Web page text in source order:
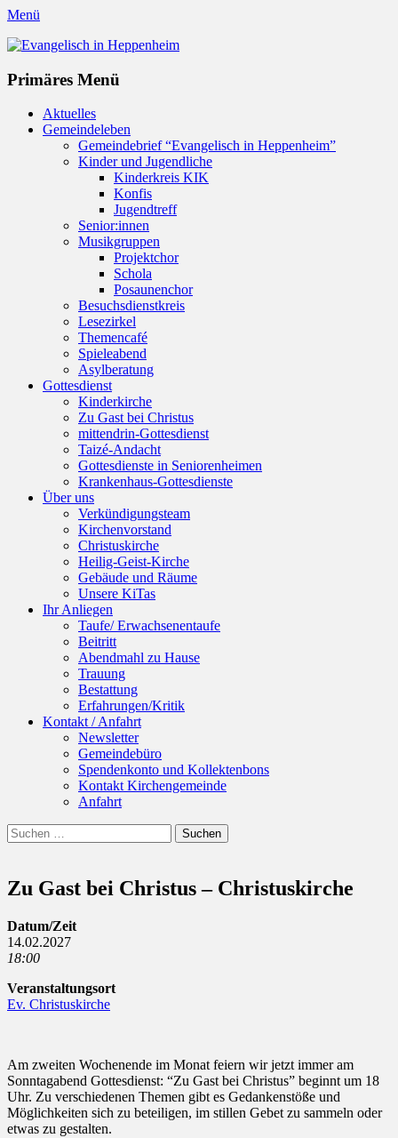
Menü
Evangelisch in Heppenheim
Primäres Menü
Zum
Inhalt
Aktuelles
Gemeindeleben
Gemeindebrief “Evangelisch in Heppenheim”
Kinder und Jugendliche
Kinderkreis KIK
Konfis
Jugendtreff
Senior:innen
Musikgruppen
Projektchor
Schola
Posaunenchor
Besuchsdienstkreis
Lesezirkel
Themencafé
Spieleabend
Asylberatung
Gottesdienst
Kinderkirche
Zu Gast bei Christus
mittendrin-Gottesdienst
Taizé-Andacht
Gottesdienste in Seniorenheimen
Krankenhaus-Gottesdienste
Über uns
Verkündigungsteam
Kirchenvorstand
Christuskirche
Heilig-Geist-Kirche
Gebäude und Räume
Unsere KiTas
Ihr Anliegen
Taufe/ Erwachsenentaufe
Beitritt
Abendmahl zu Hause
Trauung
Bestattung
Erfahrungen/Kritik
Kontakt / Anfahrt
Newsletter
Gemeindebüro
Spendenkonto und Kollektenbons
Kontakt Kirchengemeinde
Anfahrt
Suchen
Suchen
nach:
Zu Gast bei Christus – Christuskirche
Datum/Zeit
14.02.2027
18:00
Veranstaltungsort
Ev. Christuskirche
Am zweiten Wochenende im Monat feiern wir jetzt immer am
Sonntagabend Gottesdienst: “Zu Gast bei Christus” beginnt um 18
Uhr. Zu verschiedenen Themen gibt es Gedankenstöße und
Möglichkeiten sich zu beteiligen, im stillen Gebet zu sammeln oder
etwas zu gestalten.